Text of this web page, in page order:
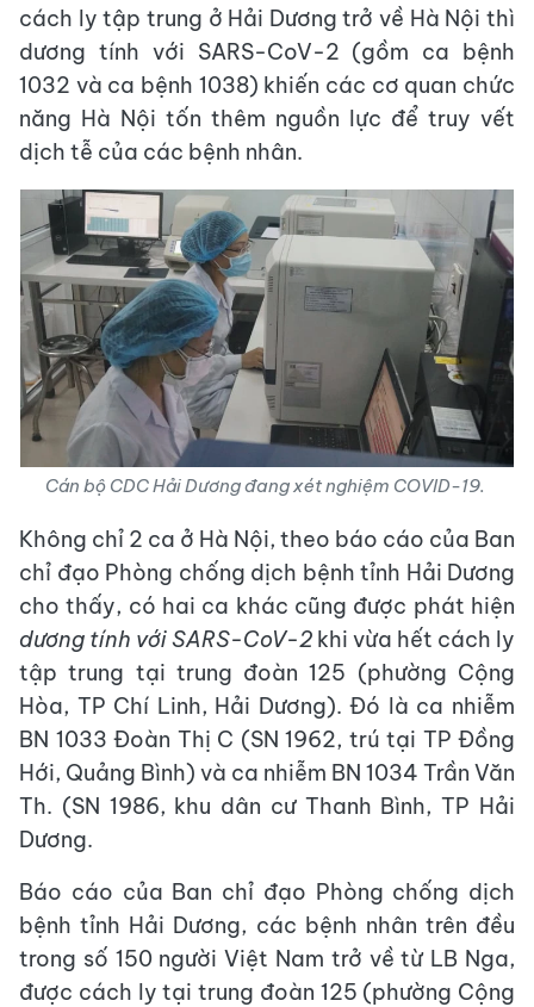
cách ly tập trung ở Hải Dương trở về Hà Nội thì
dương tính với SARS-CoV-2 (gồm ca bệnh
1032 và ca bệnh 1038) khiến các cơ quan chức
năng Hà Nội tốn thêm nguồn lực để truy vết
dịch tễ của các bệnh nhân.
Cán bộ CDC Hải Dương đang xét nghiệm COVID-19.
Không chỉ 2 ca ở Hà Nội, theo báo cáo của Ban
chỉ đạo Phòng chống dịch bệnh tỉnh Hải Dương
cho thấy, có hai ca khác cũng được phát hiện
dương tính với SARS-CoV-2 khi vừa hết cách ly
tập trung tại trung đoàn 125 (phường Cộng
Hòa, TP Chí Linh, Hải Dương). Đó là ca nhiễm
BN 1033 Đoàn Thị C (SN 1962, trú tại TP Đồng
Hới, Quảng Bình) và ca nhiễm BN 1034 Trần Văn
Th. (SN 1986, khu dân cư Thanh Bình, TP Hải
Dương.
Báo cáo của Ban chỉ đạo Phòng chống dịch
bệnh tỉnh Hải Dương, các bệnh nhân trên đều
trong số 150 người Việt Nam trở về từ LB Nga,
được cách ly tại trung đoàn 125 (phường Cộng